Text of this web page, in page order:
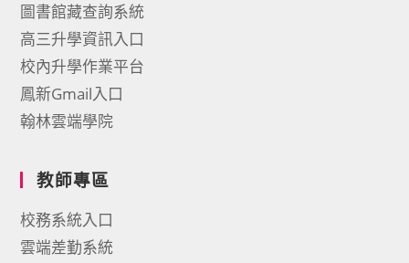
圖書館藏查詢系統
高三升學資訊入口
校內升學作業平台
鳳新Gmail入口
翰林雲端學院
教師專區
校務系統入口
雲端差勤系統